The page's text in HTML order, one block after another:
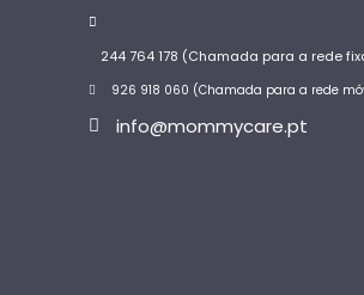
244 764 178 (Chamada para a rede
926 918 060 (Chamada para a rede
info@mommycare.pt